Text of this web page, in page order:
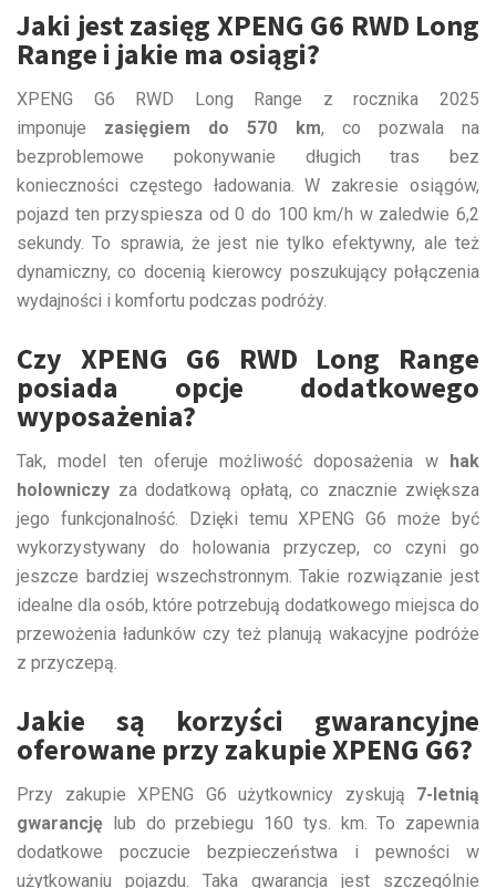
Jaki jest zasięg XPENG G6 RWD Long
Range i jakie ma osiągi?
XPENG G6 RWD Long Range z rocznika 2025
imponuje zasięgiem do 570 km, co pozwala na
bezproblemowe pokonywanie długich tras bez
konieczności częstego ładowania. W zakresie osiągów,
pojazd ten przyspiesza od 0 do 100 km/h w zaledwie 6,2
sekundy. To sprawia, że jest nie tylko efektywny, ale też
dynamiczny, co docenią kierowcy poszukujący połączenia
wydajności i komfortu podczas podróży.
Czy XPENG G6 RWD Long Range
posiada opcje dodatkowego
wyposażenia?
Tak, model ten oferuje możliwość doposażenia w hak
holowniczy za dodatkową opłatą, co znacznie zwiększa
jego funkcjonalność. Dzięki temu XPENG G6 może być
wykorzystywany do holowania przyczep, co czyni go
jeszcze bardziej wszechstronnym. Takie rozwiązanie jest
idealne dla osób, które potrzebują dodatkowego miejsca do
przewożenia ładunków czy też planują wakacyjne podróże
z przyczepą.
Jakie są korzyści gwarancyjne
oferowane przy zakupie XPENG G6?
Przy zakupie XPENG G6 użytkownicy zyskują 7-letnią
gwarancję lub do przebiegu 160 tys. km. To zapewnia
dodatkowe poczucie bezpieczeństwa i pewności w
użytkowaniu pojazdu. Taka gwarancja jest szczególnie